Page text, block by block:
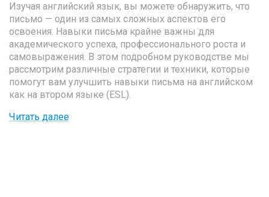
Изучая английский язык, вы можете обнаружить, что
письмо — один из самых сложных аспектов его
освоения. Навыки письма крайне важны для
академического успеха, профессионального роста и
самовыражения. В этом подробном руководстве мы
рассмотрим различные стратегии и техники, которые
помогут вам улучшить навыки письма на английском
как на втором языке (ESL).
Читать далее